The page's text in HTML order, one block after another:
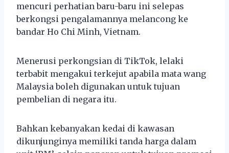
mencuri perhatian baru-baru ini selepas
berkongsi pengalamannya melancong ke
bandar Ho Chi Minh, Vietnam.
Menerusi perkongsian di TikTok, lelaki
terbabit mengakui terkejut apabila mata wang
Malaysia boleh digunakan untuk tujuan
pembelian di negara itu.
Bahkan kebanyakan kedai di kawasan
dikunjunginya memiliki tanda harga dalam